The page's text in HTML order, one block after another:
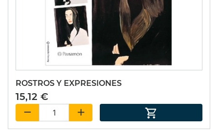
ROSTROS Y EXPRESIONES
15,12 €